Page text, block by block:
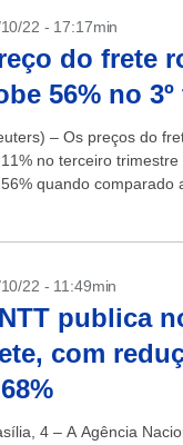
22 - 17:17min
do frete
56% no
– Os preços do
no terceiro
quando comparado
22 - 11:49min
publica
com
4 – A Agência